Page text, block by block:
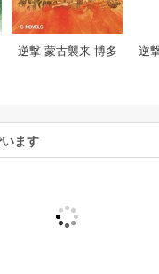
逆撃 蒙古襲来 博多
逆
ます